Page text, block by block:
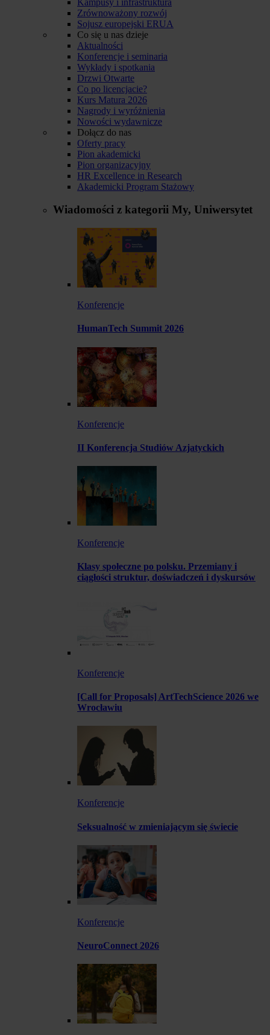
Zrównoważony rozwój
Sojusz europejski ERUA
Co się u nas dzieje
Aktualności
Konferencje i seminaria
Wykłady i spotkania
Drzwi Otwarte
Co po licencjacie?
Kurs Matura 2026
Nagrody i wyróżnienia
Nowości wydawnicze
Dołącz do nas
Oferty pracy
Pion akademicki
Pion organizacyjny
HR Excellence in Research
Akademicki Program Stażowy
Wiadomości z kategorii My, Uniwersytet
Konferencje
HumanTech Summit 2026
Konferencje
II Konferencja Studiów Azjatyckich
Konferencje
Klasy społeczne po polsku. Przemiany i
ciągłości struktur, doświadczeń i dyskursów
Konferencje
[Call for Proposals] ArtTechScience 2026 we
Wrocławiu
Konferencje
Seksualność w zmieniającym się świecie
Konferencje
NeuroConnect 2026